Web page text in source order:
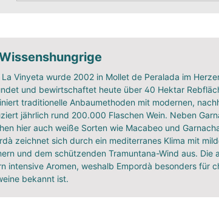
La Vinyeta wurde 2002 in Mollet de Peralada im
und bewirtschaftet heute über 40 Hektar
traditionelle Anbaumethoden mit modernen,
jährlich rund 200.000 Flaschen Wein. Neben
hier auch weiße Sorten wie Macabeo und
zeichnet sich durch ein mediterranes Klima mit
und dem schützenden Tramuntana-Wind aus. Die
intensive Aromen, weshalb Empordà besonders für
bekannt ist.